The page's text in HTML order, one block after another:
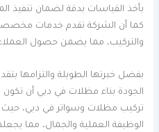
بأخذ القياسات بدقة لضمان تنفيذ
كما أن الشركة تقدم خدمات
والتركيب، مما يضمن حصول
بفضل خبرتها الطويلة والتزامها
الجودة بناء مظلات في دبي أن
تركيب مظلات وسواتر في دبي، حيث
الوظيفة العملية والجمال، مما